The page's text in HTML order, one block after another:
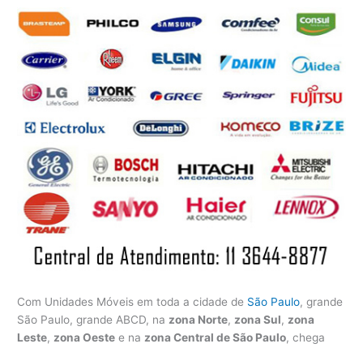
Com Unidades Móveis em toda a cidade de São Paulo, grande
São Paulo, grande ABCD, na zona Norte, zona Sul, zona
Leste, zona Oeste e na zona Central de São Paulo, chega